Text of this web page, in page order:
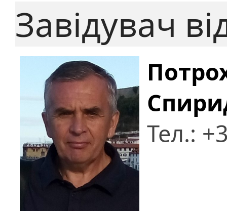
Завідувач
Тел.: